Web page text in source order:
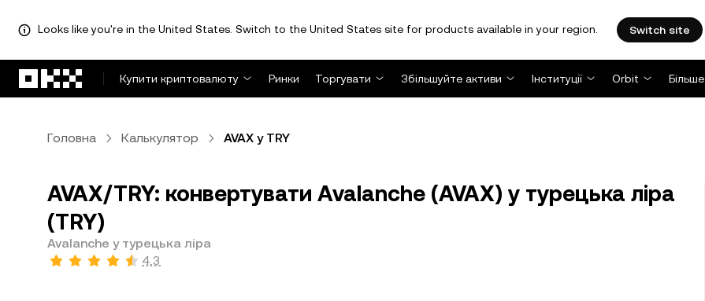
Looks like you're in the United States. Switch to the United States site for products available in your region. Switch site
Купити криптовалюту
Ринки Торгувати Збільшуйте активи Інституції Orbit Більше
Головна Калькулятор AVAX у TRY
AVAX/TRY: конвертувати Avalanche (AVAX) у турецька ліра
(TRY)
Avalanche у турецька ліра
4,3